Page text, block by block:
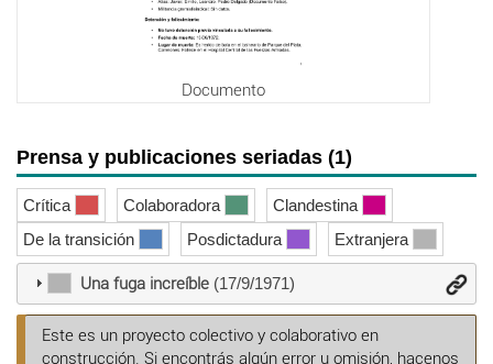
Documento
Prensa y publicaciones seriadas (1)
Crítica Colaboradora
Clandestina
De la transición
Posdictadura Extranjera
Una fuga increíble(17/9/1971)
Este es un proyecto colectivo y colaborativo en
construcción. Si encontrás algún error u omisión, hacenos